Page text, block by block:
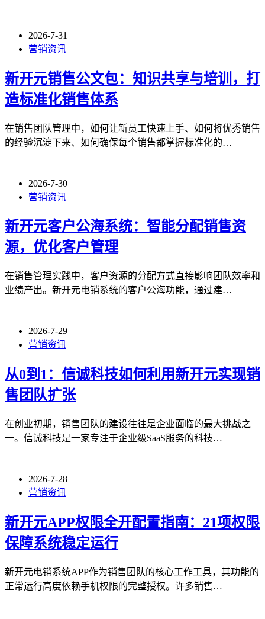
2026-7-31
营销资讯
新开元销售公文包：知识共享与培训，打
造标准化销售体系
在销售团队管理中，如何让新员工快速上手、如何将优秀销售
的经验沉淀下来、如何确保每个销售都掌握标准化的…
2026-7-30
营销资讯
新开元客户公海系统：智能分配销售资
源，优化客户管理
在销售管理实践中，客户资源的分配方式直接影响团队效率和
业绩产出。新开元电销系统的客户公海功能，通过建…
2026-7-29
营销资讯
从0到1：信诚科技如何利用新开元实现销
售团队扩张
在创业初期，销售团队的建设往往是企业面临的最大挑战之
一。信诚科技是一家专注于企业级SaaS服务的科技…
2026-7-28
营销资讯
新开元APP权限全开配置指南：21项权限
保障系统稳定运行
新开元电销系统APP作为销售团队的核心工作工具，其功能的
正常运行高度依赖手机权限的完整授权。许多销售…